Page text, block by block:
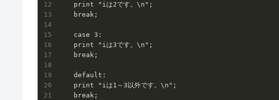
    print "iは2です。\n";
    break;
    case 3:
    print "iは3です。\n";
    break;
    default:
    print "iは1～3以外です。\n";
    break;